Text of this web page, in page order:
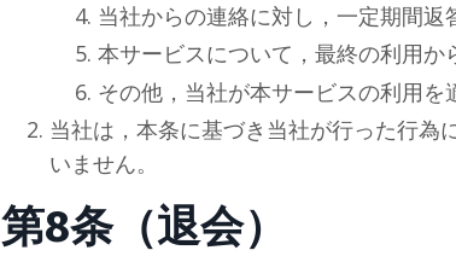
当社からの連絡に対し，一定期間返
本サービスについて，最終の利用か
その他，当社が本サービスの利用を
当社は，本条に基づき当社が行った行為
いません。
第8条（退会）